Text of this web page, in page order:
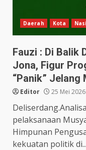
Daerah Kota
Fauzi : Di Balik
Jona, Figur
“Panik” Jelang
Editor 25 Mei 2026
pelaksanaan
Himpunan
kekuatan politik di...